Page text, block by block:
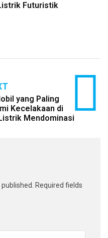
Futuristik
yang Paling
Kecelakaan di
Mendominasi
Required fields